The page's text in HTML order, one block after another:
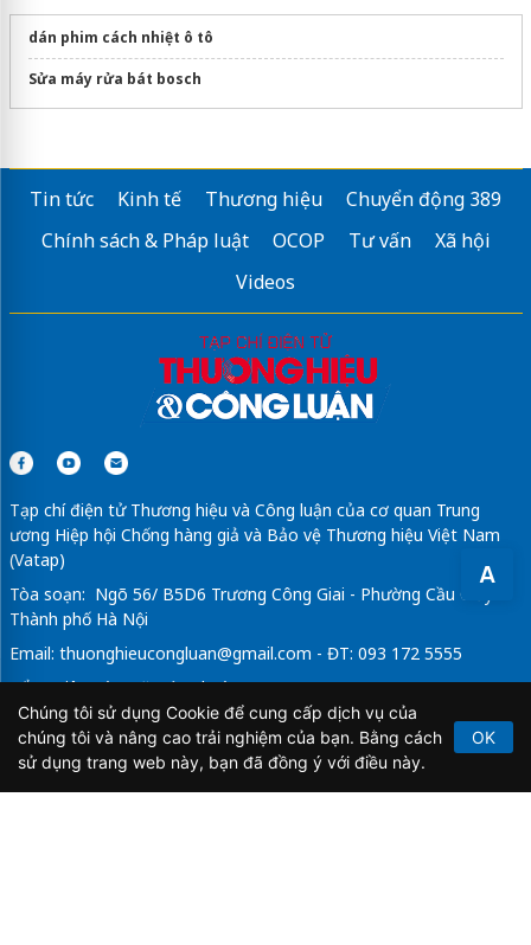
A
dán phim cách nhiệt ô tô
Sửa máy rửa bát bosch
Tin tức Kinh tế Thương hiệu
Chuyển động 389
Chính sách & Pháp luật
OCOP Tư vấn
Xã hội
Videos
Tạp chí điện tử Thương hiệu và Công luận của cơ quan Trung
ương Hiệp hội Chống hàng giả và Bảo vệ Thương hiệu Việt Nam
(Vatap)
Tòa soạn: Ngõ 56/ B5D6 Trương Công Giai - Phường Cầu Giấy -
Thành phố Hà Nội
Email: thuonghieucongluan@gmail.com - ĐT: 093 172 5555
Tổng Biên Tập: Vũ Đức Thuận
Giấy phép hoạt động báo chí điện tử số 64/GP-BTTTT do Bộ
Thông tin và Truyền thông cấp ngày 21/2/2020.
Chúng tôi sử dụng Cookie để cung cấp dịch vụ của
chúng tôi và nâng cao trải nghiệm của bạn. Bằng cách
sử dụng trang web này, bạn đã đồng ý với điều này.
OK